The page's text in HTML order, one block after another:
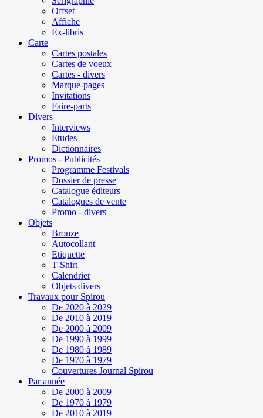
Offset
Affiche
Ex-libris
Carte
Cartes postales
Cartes de voeux
Cartes - divers
Marque-pages
Invitations
Faire-parts
Divers
Interviews
Etudes
Dictionnaires
Promos - Publicités
Programme Festivals
Dossier de presse
Catalogue éditeurs
Catalogues de vente
Promo - divers
Objets
Bronze
Autocollant
Etiquette
T-Shirt
Calendrier
Objets divers
Travaux pour Spirou
De 2020 à 2029
De 2010 à 2019
De 2000 à 2009
De 1990 à 1999
De 1980 à 1989
De 1970 à 1979
Couvertures Journal Spirou
Par année
De 2000 à 2009
De 1970 à 1979
De 2010 à 2019